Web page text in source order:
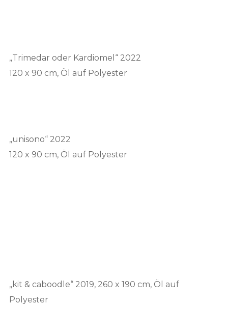
„Trimedar oder Kardiomel“ 2022
120 x 90 cm, Öl auf Polyester
„unisono“ 2022
120 x 90 cm, Öl auf Polyester
„kit & caboodle“ 2019, 260 x 190 cm, Öl auf
Polyester